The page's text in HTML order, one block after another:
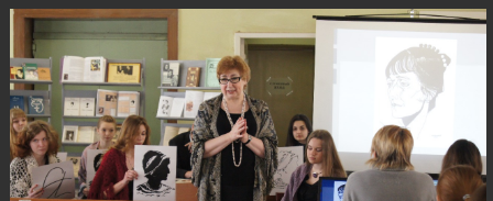
Меню
Ахматова